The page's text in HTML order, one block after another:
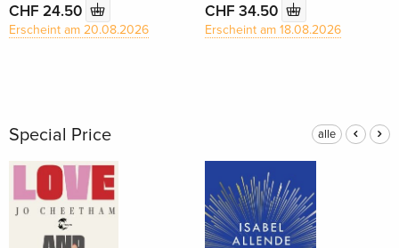
CHF 24.50
Erscheint am 20.08.2026
CHF 34.50
Erscheint am 18.08.2026
Special Price alle